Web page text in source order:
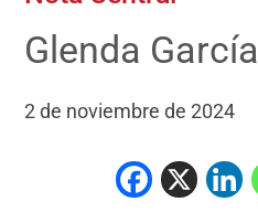
Glenda García
2 de noviembre de 2024